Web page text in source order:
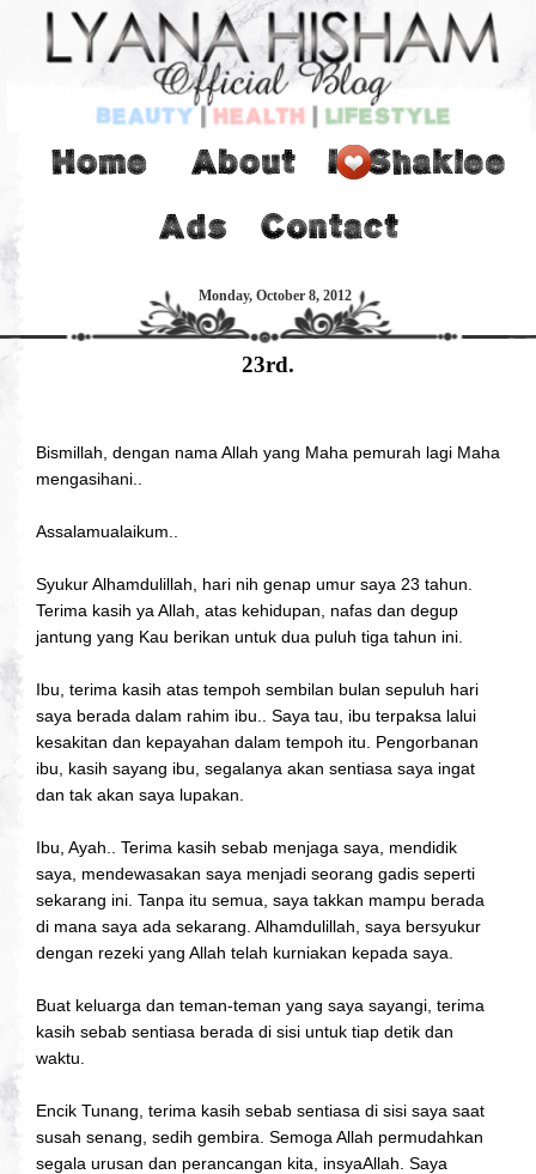
Monday, October 8, 2012
23rd.
Bismillah, dengan nama Allah yang Maha pemurah lagi Maha
mengasihani..
Assalamualaikum..
Syukur Alhamdulillah, hari nih genap umur saya 23 tahun.
Terima kasih ya Allah, atas kehidupan, nafas dan degup
jantung yang Kau berikan untuk dua puluh tiga tahun ini.
Ibu, terima kasih atas tempoh sembilan bulan sepuluh hari
saya berada dalam rahim ibu.. Saya tau, ibu terpaksa lalui
kesakitan dan kepayahan dalam tempoh itu. Pengorbanan
ibu, kasih sayang ibu, segalanya akan sentiasa saya ingat
dan tak akan saya lupakan.
Ibu, Ayah.. Terima kasih sebab menjaga saya, mendidik
saya, mendewasakan saya menjadi seorang gadis seperti
sekarang ini. Tanpa itu semua, saya takkan mampu berada
di mana saya ada sekarang. Alhamdulillah, saya bersyukur
dengan rezeki yang Allah telah kurniakan kepada saya.
Buat keluarga dan teman-teman yang saya sayangi, terima
kasih sebab sentiasa berada di sisi untuk tiap detik dan
waktu.
Encik Tunang, terima kasih sebab sentiasa di sisi saya saat
susah senang, sedih gembira. Semoga Allah permudahkan
segala urusan dan perancangan kita, insyaAllah. Saya